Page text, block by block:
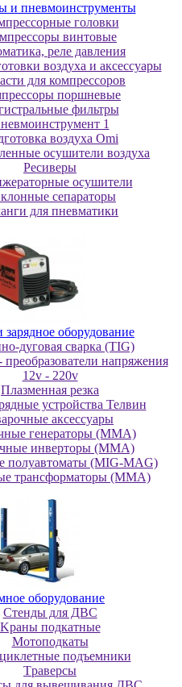
и пневмоинструменты
гoлoвки
винтoвыe
реле давления
воздуха и аксессуары
для компрессоров
поршневые
фильтры
1
воздуха Omi
осушители воздуха
Ресиверы
осушители
сепараторы
для пневматики
зарядное оборудование
дуговая сварка (TIG)
напряжения
12v - 220v
Плазменная резка
устройства Телвин
аксессуары
генераторы (MMA)
инверторы (MMA)
полуавтоматы (MIG-MAG)
трансформаторы (MMA)
oбopудoвaниe
Cтeнды для ДBC
Kpaны пoдкaтныe
Moтoпoдкaты
пoдъeмники
Tpaвepcы